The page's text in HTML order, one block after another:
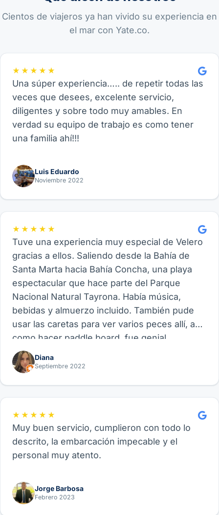
Cientos de viajeros ya han vivido su experiencia en
el mar con Yate.co.
★★★★★
Una súper experiencia….. de repetir todas las
veces que desees, excelente servicio,
diligentes y sobre todo muy amables. En
verdad su equipo de trabajo es como tener
una familia ahí!!!
Luis Eduardo
Noviembre 2022
★★★★★
Tuve una experiencia muy especial de Velero
gracias a ellos. Saliendo desde la Bahía de
Santa Marta hacia Bahía Concha, una playa
espectacular que hace parte del Parque
Nacional Natural Tayrona. Había música,
bebidas y almuerzo incluido. También pude
usar las caretas para ver varios peces allí, así
como hacer paddle board, fue genial.
Recomiendo este proveedor y su experiencia
de Velero, funcional para amigos, parejas o
Diana
Septiembre 2022
★★★★★
Muy buen servicio, cumplieron con todo lo
descrito, la embarcación impecable y el
personal muy atento.
Jorge Barbosa
Febrero 2023